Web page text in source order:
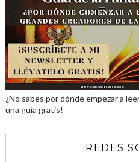
¿No sabes por dónde empezar a
una guía gratis!
REDES